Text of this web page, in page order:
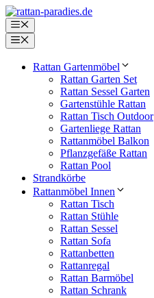
Zum
Inhalt
springen
Menü
Menü
Rattan Gartenmöbel
Rattan Garten Set
Rattan Sessel Garten
Gartenstühle Rattan
Rattan Tisch Outdoor
Gartenliege Rattan
Rattanmöbel Balkon
Pflanzgefäße Rattan
Rattan Pool
Strandkörbe
Rattanmöbel Innen
Rattan Tisch
Rattan Stühle
Rattan Sessel
Rattan Sofa
Rattanbetten
Rattanregal
Rattan Barmöbel
Rattan Schrank